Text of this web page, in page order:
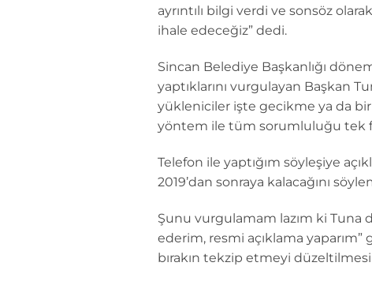
ayrıntılı bilgi verdi ve sonsöz
ihale edeceğiz” dedi.
Sincan Belediye Başkanlığı
yaptıklarını vurgulayan Başkan
yükleniciler işte gecikme ya da bir
yöntem ile tüm sorumluluğu tek
Telefon ile yaptığım söyleşiye
2019’dan sonraya kalacağını
Şunu vurgulamam lazım ki Tuna
ederim, resmi açıklama
bırakın tekzip etmeyi